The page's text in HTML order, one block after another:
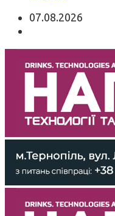
07.08.2026